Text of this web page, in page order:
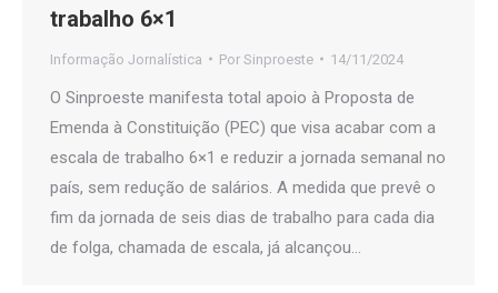
trabalho 6×1
Informação Jornalística Por Sinproeste 14/11/2024
O Sinproeste manifesta total apoio à Proposta de
Emenda à Constituição (PEC) que visa acabar com a
escala de trabalho 6×1 e reduzir a jornada semanal no
país, sem redução de salários. A medida que prevê o
fim da jornada de seis dias de trabalho para cada dia
de folga, chamada de escala, já alcançou…